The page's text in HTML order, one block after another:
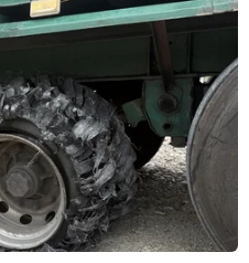
làm mới tạo ra là tín
kinh doanh tại Anh có xu
tới.